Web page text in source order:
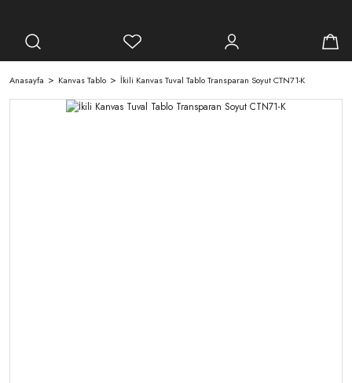
Anasayfa Kanvas Tablo İkili Kanvas Tuval Tablo Transparan Soyut CTN71-K